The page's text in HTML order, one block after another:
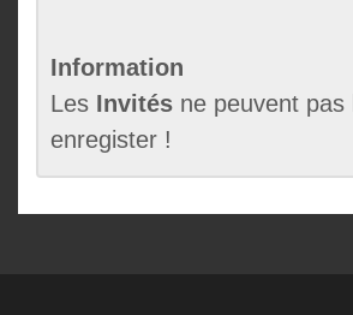
Information
Les Invités ne peuvent
enregister !